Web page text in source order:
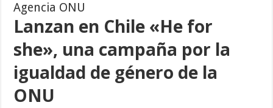
Agencia ONU
Lanzan en Chile «He for
she», una campaña por la
igualdad de género de la
ONU